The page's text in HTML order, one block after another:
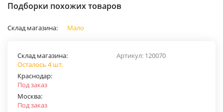
Подборки похожих товаров
Склад магазина: Мало
Артикул: 120070
Склад магазина:
Осталось 4 шт.
Краснодар:
Под заказ
Москва:
Под заказ